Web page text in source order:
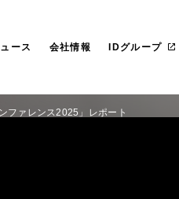
ース 会社情報 IDグループ
お役立ち資料ダウンロード
トガバナンス
ファレンス2025」レポート